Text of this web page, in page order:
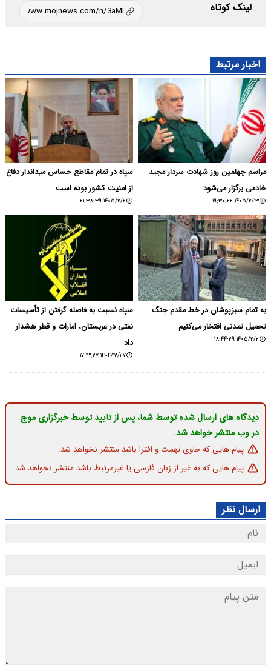
لینک کوتاه
اخبار مرتبط
مراسم چهلمین روز شهادت سردار مجید
خادمی برگزار می‌شود
۱۴۰۵/۲/۱۳ ۱۹:۳۰:۲۲
سپاه در تمام مقاطع حساس میداندار دفاع
از امنیت کشور بوده است
۱۴۰۵/۲/۲ ۲۱:۳۸:۳۹
به تمام سبزپوشان در خط مقدم جنگ
تحمیل تمدنی افتخار می‌کنیم
۱۴۰۵/۲/۲ ۱۸:۴۴:۲۹
سپاه نسبت به فاصله گرفتن از تأسیسات
نفتی در عربستان، امارات و قطر هشدار
داد
۱۴۰۴/۱۲/۲۷ ۱۷:۱۳:۲۷
دیدگاه های ارسال شده توسط شما، پس از تایید توسط خبرگزاری موج
در وب منتشر خواهد شد.
پیام هایی که حاوی تهمت و افترا باشد منتشر نخواهد شد.
پیام هایی که به غیر از زبان فارسی یا غیرمرتبط باشد منتشر نخواهد شد.
ارسال نظر